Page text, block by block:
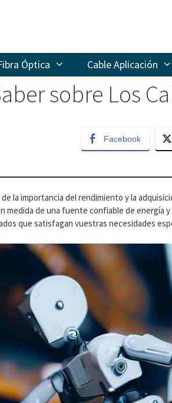
Óptica Cable Aplicación
sobre Los
Facebook
la importancia del rendimiento y la
de una fuente confiable de energía
que satisfagan vuestras necesidades